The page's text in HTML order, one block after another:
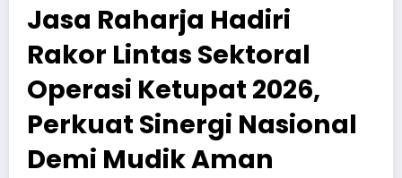
Jasa Raharja Hadiri
Rakor Lintas Sektoral
Operasi Ketupat 2026,
Perkuat Sinergi Nasional
Demi Mudik Aman